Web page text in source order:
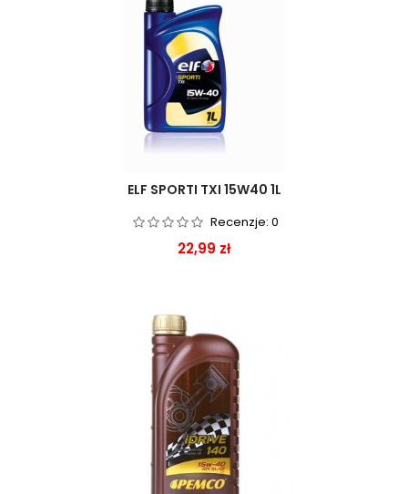
ELF SPORTI TXI 15W40 1L
Recenzje: 0
Cena
22,99 zł